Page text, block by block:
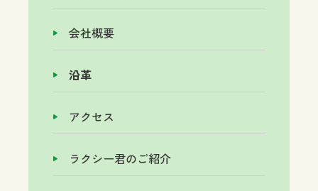
会社概要
沿革
アクセス
ラクシー君のご紹介